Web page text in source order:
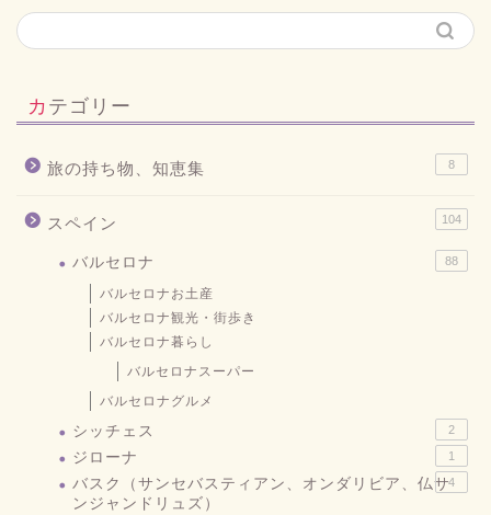
カテゴリー
旅の持ち物、知恵集 8
スペイン 104
バルセロナ 88
バルセロナお土産
バルセロナ観光・街歩き
バルセロナ暮らし
バルセロナスーパー
バルセロナグルメ
シッチェス 2
ジローナ 1
バスク（サンセバスティアン、オンダリビア、仏サ
ンジャンドリュズ）
4